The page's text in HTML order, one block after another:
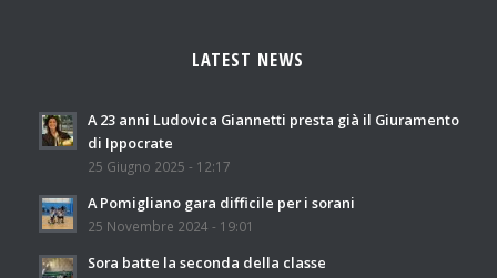
LATEST NEWS
A 23 anni Ludovica Giannetti presta già il Giuramento
di Ippocrate
25 Giugno 2025 - 12:17
A Pomigliano gara difficile per i sorani
25 Novembre 2024 - 19:01
Sora batte la seconda della classe